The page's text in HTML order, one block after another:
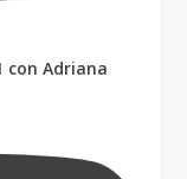
con Adriana